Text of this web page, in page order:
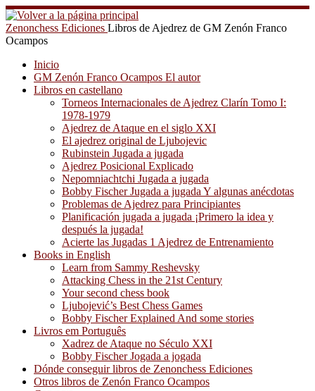
Saltar
al
contenido
Zenonchess Ediciones Libros de Ajedrez de GM Zenón Franco
Ocampos
Inicio
GM Zenón Franco Ocampos El autor
Libros en castellano
Torneos Internacionales de Ajedrez Clarín Tomo I:
1978-1979
Ajedrez de Ataque en el siglo XXI
El ajedrez original de Ljubojevic
Rubinstein Jugada a jugada
Ajedrez Posicional Explicado
Nepomniachtchi Jugada a jugada
Bobby Fischer Jugada a jugada Y algunas anécdotas
Problemas de Ajedrez para Principiantes
Planificación jugada a jugada ¡Primero la idea y
después la jugada!
Acierte las Jugadas 1 Ajedrez de Entrenamiento
Books in English
Learn from Sammy Reshevsky
Attacking Chess in the 21st Century
Your second chess book
Ljubojević’s Best Chess Games
Bobby Fischer Explained And some stories
Livros em Português
Xadrez de Ataque no Século XXI
Bobby Fischer Jogada a jogada
Dónde conseguir libros de Zenonchess Ediciones
Otros libros de Zenón Franco Ocampos